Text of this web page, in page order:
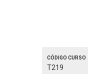
Código curso
T219